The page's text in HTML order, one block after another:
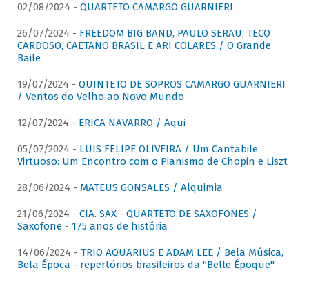
02/08/2024 - QUARTETO CAMARGO GUARNIERI
26/07/2024 - FREEDOM BIG BAND, PAULO SERAU, TECO
CARDOSO, CAETANO BRASIL E ARI COLARES / O Grande
Baile
19/07/2024 - QUINTETO DE SOPROS CAMARGO GUARNIERI
/ Ventos do Velho ao Novo Mundo
12/07/2024 - ERICA NAVARRO / Aqui
05/07/2024 - LUIS FELIPE OLIVEIRA / Um Cantabile
Virtuoso: Um Encontro com o Pianismo de Chopin e Liszt
28/06/2024 - MATEUS GONSALES / Alquimia
21/06/2024 - CIA. SAX - QUARTETO DE SAXOFONES /
Saxofone - 175 anos de história
14/06/2024 - TRIO AQUARIUS E ADAM LEE / Bela Música,
Bela Época - repertórios brasileiros da "Belle Époque"